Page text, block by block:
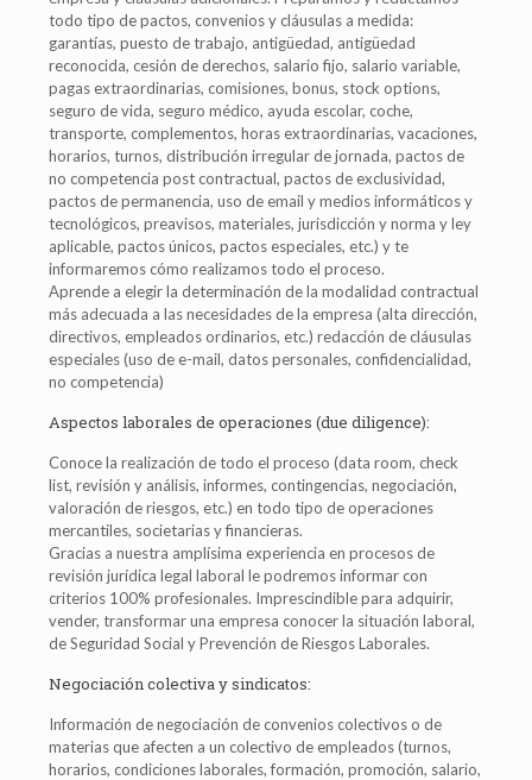
todo tipo de pactos, convenios y cláusulas a medida:
garantías, puesto de trabajo, antigüedad, antigüedad
reconocida, cesión de derechos, salario fijo, salario variable,
pagas extraordinarias, comisiones, bonus, stock options,
seguro de vida, seguro médico, ayuda escolar, coche,
transporte, complementos, horas extraordinarias, vacaciones,
horarios, turnos, distribución irregular de jornada, pactos de
no competencia post contractual, pactos de exclusividad,
pactos de permanencia, uso de email y medios informáticos y
tecnológicos, preavisos, materiales, jurisdicción y norma y ley
aplicable, pactos únicos, pactos especiales, etc.) y te
informaremos cómo realizamos todo el proceso.
Aprende a elegir la determinación de la modalidad contractual
más adecuada a las necesidades de la empresa (alta dirección,
directivos, empleados ordinarios, etc.) redacción de cláusulas
especiales (uso de e-mail, datos personales, confidencialidad,
no competencia)
Aspectos laborales de operaciones (due diligence):
Conoce la realización de todo el proceso (data room, check
list, revisión y análisis, informes, contingencias, negociación,
valoración de riesgos, etc.) en todo tipo de operaciones
mercantiles, societarias y financieras.
Gracias a nuestra amplísima experiencia en procesos de
revisión jurídica legal laboral le podremos informar con
criterios 100% profesionales. Imprescindible para adquirir,
vender, transformar una empresa conocer la situación laboral,
de Seguridad Social y Prevención de Riesgos Laborales.
Negociación colectiva y sindicatos:
Información de negociación de convenios colectivos o de
materias que afecten a un colectivo de empleados (turnos,
horarios, condiciones laborales, formación, promoción, salario,